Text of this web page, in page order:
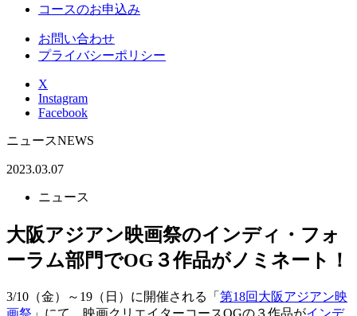
コースのお申込み
お問い合わせ
プライバシーポリシー
X
Instagram
Facebook
ニュースNEWS
2023.03.07
ニュース
大阪アジアン映画祭のインディ・フォ
ーラム部門でOG３作品がノミネート！
3/10（金）～19（日）に開催される「 第18回大阪アジアン映
画祭 」にて、映画クリエイターコースOGの３作品がインデ